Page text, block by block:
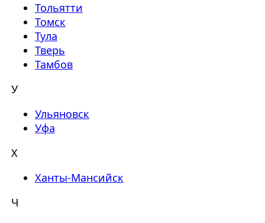
Тольятти
Томск
Тула
Тверь
Тамбов
У
Ульяновск
Уфа
Х
Ханты-Мансийск
Ч